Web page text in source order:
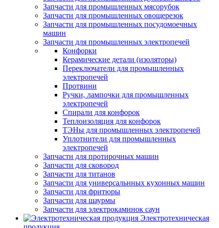
Запчасти для промышленных мясорубок
Запчасти для промышленных овощерезок
Запчасти для промышленных посудомоечных
машин
Запчасти для промышленных электропечей
Конфорки
Керамические детали (изоляторы)
Переключатели для промышленных
электропечей
Протвини
Ручки, лампочки для промышленных
электропечей
Спирали для конфорок
Теплоизоляция для конфорок
ТЭНы для промышленных электропечей
Уплотнители для промышленных
электропечей
Запчасти для протирочных машин
Запчасти для сковород
Запчасти для титанов
Запчасти для универсальнных кухонных машин
Запчасти для фритюры
Запчасти для шаурмы
Запчасти для электрокаминок саун
Электротехническая